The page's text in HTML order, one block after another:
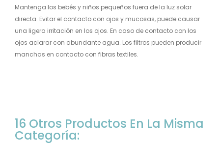
Mantenga los bebés y niños pequeños fuera de la luz solar
directa. Evitar el contacto con ojos y mucosas, puede causar
una ligera irritación en los ojos. En caso de contacto con los
ojos aclarar con abundante agua. Los filtros pueden producir
manchas en contacto con fibras textiles.
16 Otros Productos En La Misma
Categoría: